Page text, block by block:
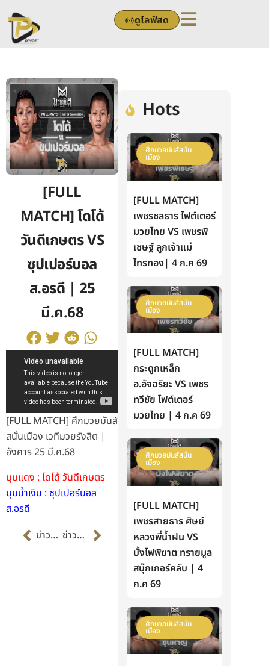
to
content
ดูไลฟ์สด
[FULL
MATCH] โดโด้
วันดีเกษตร VS
ซุปเปอร์บอล
ส.อรดี | 25
มี.ค.68
[FULL MATCH] ศึกมวยมันส์
สนั่นเมือง เวทีมวยรังสิต |
อังคาร 25 มี.ค.68
มุมแดง : โดโด้ วันดีเกษตร
มุมน้ำเงิน : ซุปเปอร์บอล
ส.อรดี
Prevข่าวก่อนหน้า ข่าวต่อไป Next
Hots
ศึกมวยมันส์สนั่น
เมือง
[FULL MATCH]
เพชรชลธาร ไฟต์เตอร์
มวยไทย VS เพชรพิ
เชษฐ์ ลูกเจ้าแม่
ไทรทอง| 4 ก.ค 69
ศึกมวยมันส์สนั่น
เมือง
[FULL MATCH]
กระดูกเหล็ก
อ.อัจฉริยะ VS เพชร
ทวีชัย ไฟต์เตอร์
มวยไทย | 4 ก.ค 69
ศึกมวยมันส์สนั่น
เมือง
[FULL MATCH]
เพชรสายธาร ศิษย์
หลวงพี่น้ำฝน VS
บั้งไฟพิฆาต ทรายมูล
สนุ๊กเกอร์คลับ | 4
ก.ค 69
ศึกมวยมันส์สนั่น
เมือง